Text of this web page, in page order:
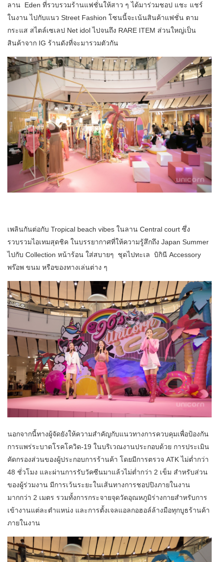
ลาน Eden ที่รวบรวมร้านแฟชั่นให้สาว ๆ ได้มาร่วมชอป แชะ แชร์
ในงาน ไปกับแนว Street Fashion โซนนี้จะเน้นสินค้าแฟชั่น ตาม
กระแส สไตล์เซเลป Net idol ไปจนถึง RARE ITEM ส่วนใหญ่เป็น
สินค้าจาก IG ร้านดังที่จะมารวมตัวกัน
เพลินกันต่อกับ Tropical beach vibes ในลาน Central court ซึ่ง
รวบรวมไอเทมสุดชิค ในบรรยากาศที่ให้ความรู้สึกถึง Japan Summer
ไปกับ Collection หน้าร้อน ใส่สบายๆ ชุดไปทะเล บิกินี Accessory
พร๊อพ ขนม หรือของทางเล่นต่าง ๆ
นอกจากนี้ทางผู้จัดยังให้ความสำคัญกับแนวทางการควบคุมเพื่อป้องกัน
การแพร่ระบาดโรคโควิด-19 ในบริเวณงานประกอบด้วย การประเมิน
คัดกรองส่วนของผู้ประกอบการร้านค้า โดยมีการตรวจ ATK ไม่ต่ำกว่า
48 ชั่วโมง และผ่านการรับวัคซีนมาแล้วไม่ต่ำกว่า 2 เข็ม สำหรับส่วน
ของผู้ร่วมงาน มีการเว้นระยะในเส้นทางการชอปปิงภายในงาน
มากกว่า 2 เมตร รวมทั้งการกระจายจุดวัดอุณหภูมิร่างกายสำหรับการ
เข้างานแต่ละตำแหน่ง และการตั้งเจลแอลกอฮอล์ล้างมือทุกบูธร้านค้า
ภายในงาน